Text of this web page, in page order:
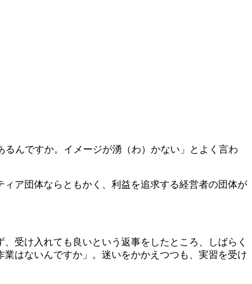
んですか。イメージが湧（わ）かない」とよく言わ
ア団体ならともかく、利益を追求する経営者の団体が
受け入れても良いという返事をしたところ、しばらく
はないんですか」。迷いをかかえつつも、実習を受け